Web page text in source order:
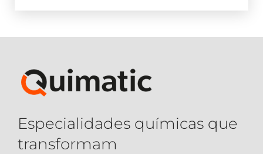
Especialidades químicas que
transformam